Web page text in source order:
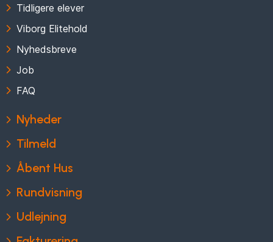
Tidligere elever
Viborg Elitehold
Nyhedsbreve
Job
FAQ
Nyheder
Tilmeld
Åbent Hus
Rundvisning
Udlejning